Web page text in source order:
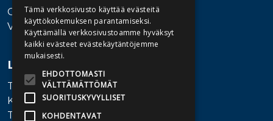
Ota yhteyttä
Vaihde: 010 345100
Lisätietoa
Toimitusehdot
Käyttöohjeet
Tietosuojaseloste
Tämä verkkosivusto käyttää evästeitä
käyttökokemuksen parantamiseksi.
Käyttämällä verkkosivustoamme hyväksyt
kaikki evästeet evästekäytäntöjemme
mukaisesti.
EHDOTTOMASTI
VÄLTTÄMÄTTÖMÄT
SUORITUSKYVYLLISET
KOHDENTAVAT